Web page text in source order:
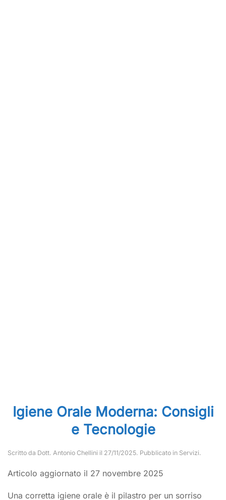
Igiene Orale Moderna: Consigli
e Tecnologie
Scritto da Dott. Antonio Chellini il 27/11/2025. Pubblicato in Servizi.
Articolo aggiornato il 27 novembre 2025
Una corretta igiene orale è il pilastro per un sorriso